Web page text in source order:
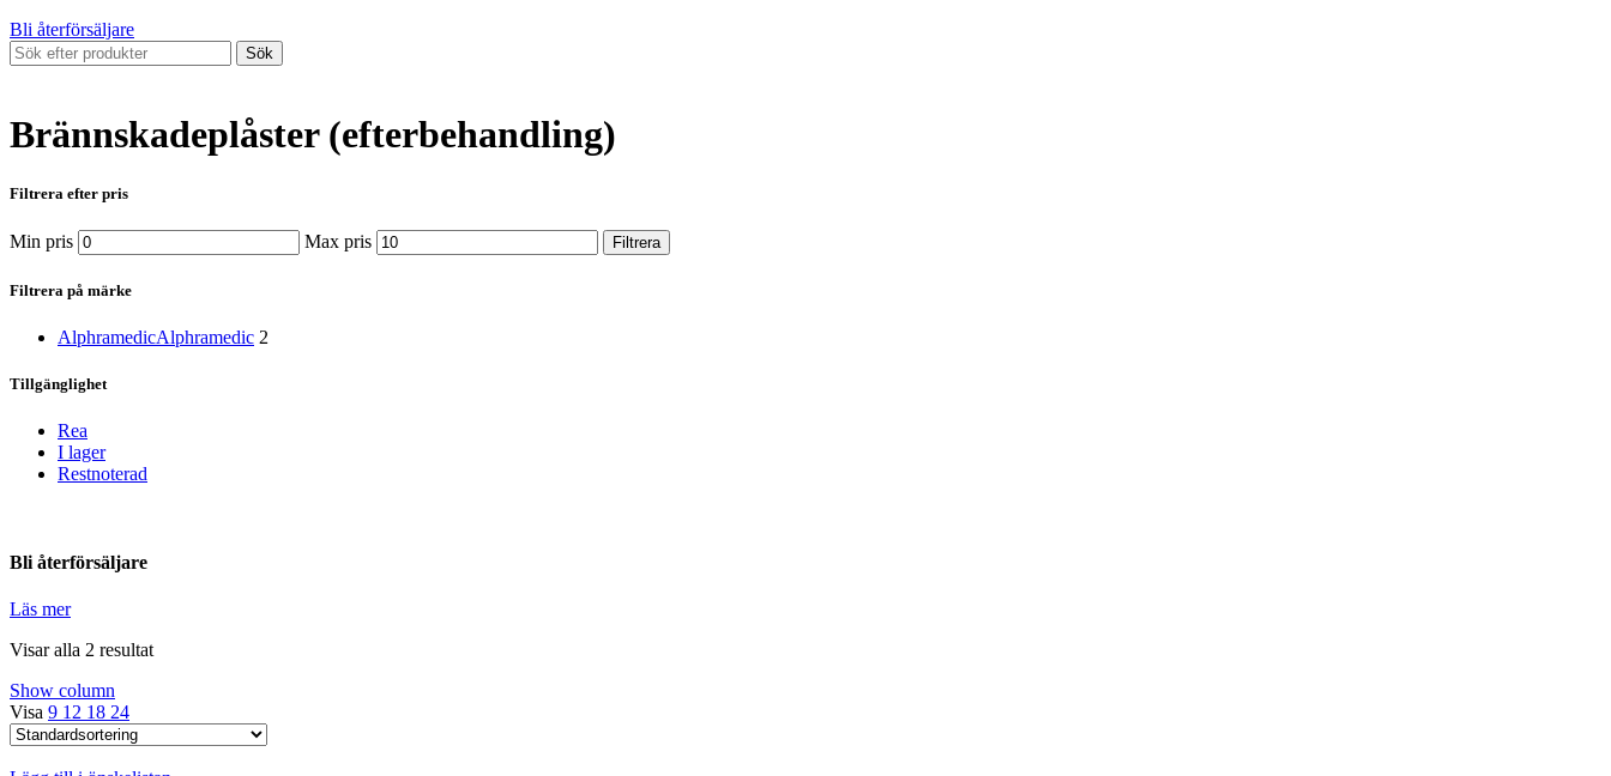
Bli återförsäljare
Sök
Brännskadeplåster (efterbehandling)
Filtrera efter pris
Min pris Max pris Filtrera
Filtrera på märke
AlphramedicAlphramedic 2
Tillgänglighet
Rea
I lager
Restnoterad
Bli återförsäljare
Läs mer
Visar alla 2 resultat
Show column
Visa 9 12 18 24